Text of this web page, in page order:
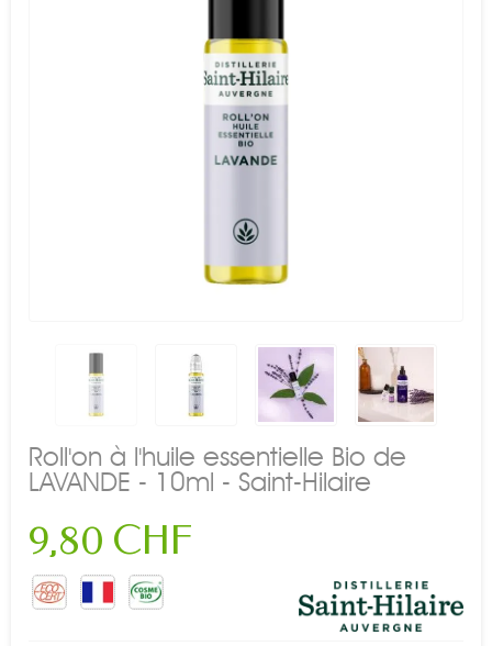
Roll'on à l'huile essentielle Bio de
LAVANDE - 10ml - Saint-Hilaire
9,80 CHF